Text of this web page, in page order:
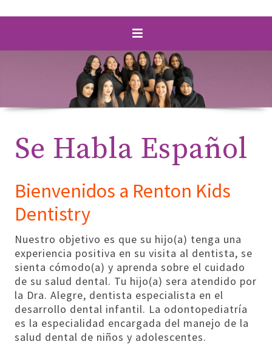
Se Habla Español
Bienvenidos a Renton Kids
Dentistry
Nuestro objetivo es que su hijo(a) tenga una
experiencia positiva en su visita al dentista, se
sienta cómodo(a) y aprenda sobre el cuidado
de su salud dental. Tu hijo(a) sera atendido por
la Dra. Alegre, dentista especialista en el
desarrollo dental infantil. La odontopediatría
es la especialidad encargada del manejo de la
salud dental de niños y adolescentes.